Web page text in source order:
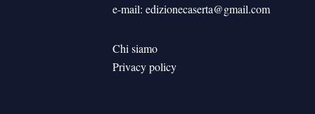
e-mail: edizionecaserta@gmail.com
Chi siamo
Privacy policy